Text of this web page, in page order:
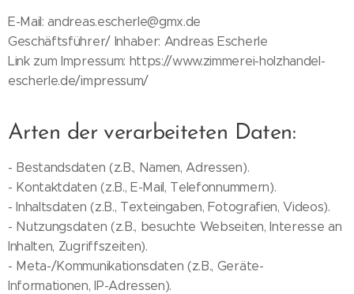
E-Mail: andreas.escherle@gmx.de
Geschäftsführer/ Inhaber: Andreas Escherle
Link zum Impressum: https://www.zimmerei-holzhandel-
escherle.de/impressum/
Arten der verarbeiteten Daten:
- Bestandsdaten (z.B., Namen, Adressen).
- Kontaktdaten (z.B., E-Mail, Telefonnummern).
- Inhaltsdaten (z.B., Texteingaben, Fotografien, Videos).
- Nutzungsdaten (z.B., besuchte Webseiten, Interesse an
Inhalten, Zugriffszeiten).
- Meta-/Kommunikationsdaten (z.B., Geräte-
Informationen, IP-Adressen).